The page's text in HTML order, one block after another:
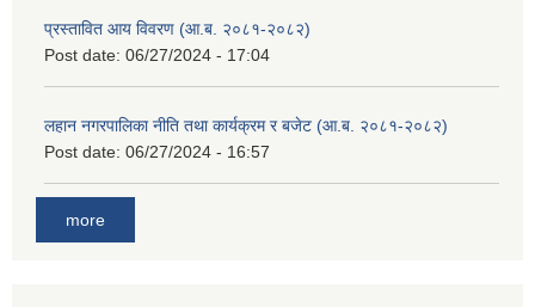
प्रस्तावित आय विवरण (आ.ब. २०८१-२०८२)
Post date: 06/27/2024 - 17:04
लहान नगरपालिका नीति तथा कार्यक्रम र बजेट (आ.ब. २०८१-२०८२)
Post date: 06/27/2024 - 16:57
more